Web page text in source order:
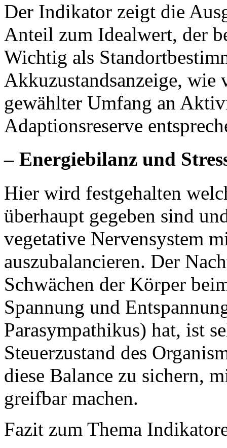
Der Indikator zeigt die
Anteil zum Idealwert, der
Wichtig als
Akkuzustandsanzeige,
gewählter Umfang an
Adaptionsreserve
– Energiebilanz und
Hier wird festgehalten
überhaupt gegeben sind
vegetative Nervensystem
auszubalancieren. Der
Schwächen der Körper
Spannung und
Parasympathikus) hat, ist
Steuerzustand des
diese Balance zu sichern,
greifbar machen.
Fazit zum Thema